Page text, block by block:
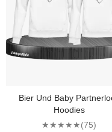
Bier Und Baby
Hoodies
★★★★★(75)